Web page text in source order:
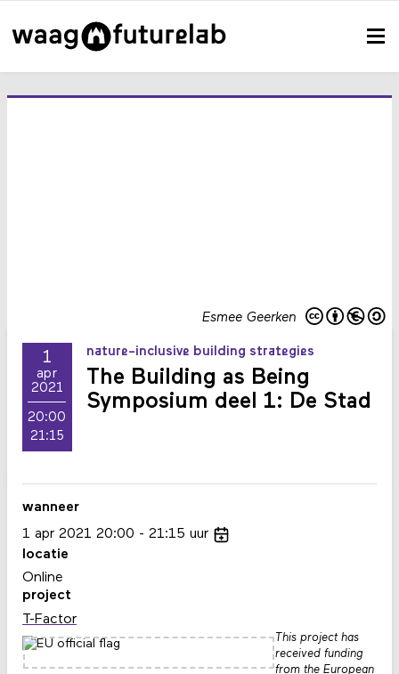
Esmee Geerken
1
apr
2021
20:00
21:15
nature-inclusive building strategies
The Building as Being
Symposium deel 1: De Stad
wanneer
1 apr 2021 20:00 21:15 uur
locatie
Online
project
T-Factor
This project has
received funding
from the European